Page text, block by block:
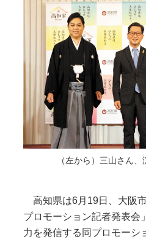
（左から）三山さん
高知県は6月19日、大阪
プロモーション記者発表会
力を発信する同プロモーシ